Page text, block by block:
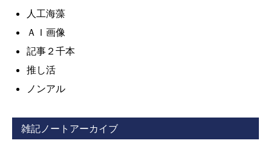
人工海藻
ＡＩ画像
記事２千本
推し活
ノンアル
雑記ノートアーカイブ